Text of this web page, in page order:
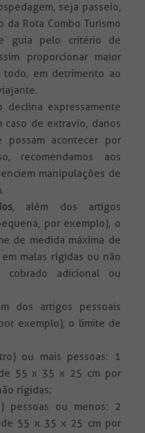
seja passeio,
Rota Combo Turismo
guia pelo critério de
proporcionar maior
em detrimento ao
declina expressamente
de extravio, danos
acontecer por
recomendamos aos
manipulações de
, além dos artigos
por exemplo), o
de medida máxima de
malas rígidas ou não
cobrado adicional ou
dos artigos pessoais
exemplo), o limite de
ou mais pessoas: 1
55 x 35 x 25 cm por
rígidas;
pessoas ou menos: 2
de 55 x 35 x 25 cm por